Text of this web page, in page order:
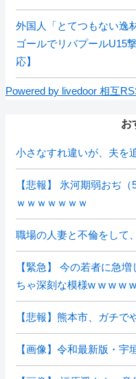
外国人「とてつもない逸
ゴールでリバプールU15
応】
Powered by livedoor 相互
お
小さなすれ違いが、夫を
【悲報】 氷河期弱おぢ
ｗｗｗｗｗｗｗ
職場の人妻と不倫をして
【緊急】 今の若者に急
ちゃ深刻な模様w w w w
【悲報】熊本市、ガチで
【画像】令和最新版・宇